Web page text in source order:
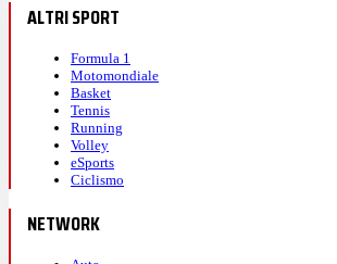
ALTRI SPORT
Formula 1
Motomondiale
Basket
Tennis
Running
Volley
eSports
Ciclismo
NETWORK